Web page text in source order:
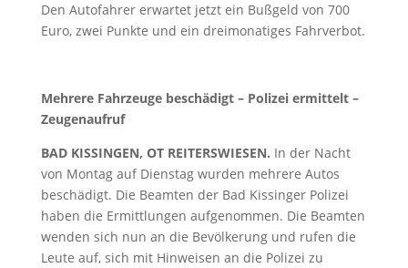
Den Autofahrer erwartet jetzt ein Bußgeld von 700
Euro, zwei Punkte und ein dreimonatiges Fahrverbot.
Mehrere Fahrzeuge beschädigt – Polizei ermittelt –
Zeugenaufruf
BAD KISSINGEN, OT REITERSWIESEN. In der Nacht
von Montag auf Dienstag wurden mehrere Autos
beschädigt. Die Beamten der Bad Kissinger Polizei
haben die Ermittlungen aufgenommen. Die Beamten
wenden sich nun an die Bevölkerung und rufen die
Leute auf, sich mit Hinweisen an die Polizei zu